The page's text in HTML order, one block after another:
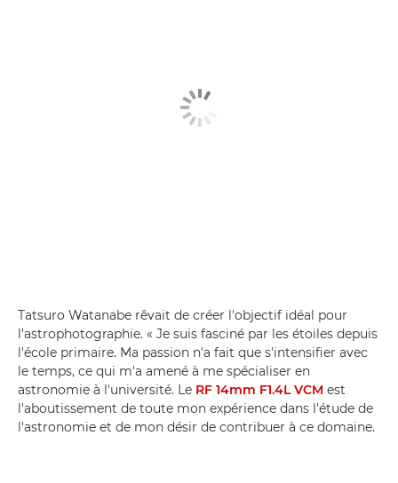
Tatsuro Watanabe rêvait de créer l'objectif idéal pour
l'astrophotographie. « Je suis fasciné par les étoiles depuis
l'école primaire. Ma passion n'a fait que s'intensifier avec
le temps, ce qui m'a amené à me spécialiser en
astronomie à l'université. Le RF 14mm F1.4L VCM est
l'aboutissement de toute mon expérience dans l'étude de
l'astronomie et de mon désir de contribuer à ce domaine.